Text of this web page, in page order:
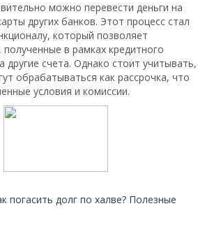
можно перевести деньги на
других банков. Этот процесс стал
который позволяет
полученные в рамках кредитного
другие счета. Однако стоит учитывать,
обрабатываться как рассрочка, что
условия и комиссии.
погасить долг по халве? Полезные